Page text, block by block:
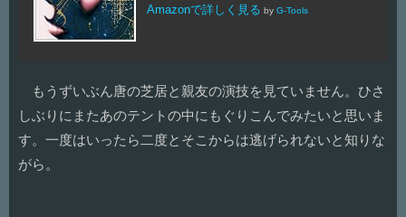
Amazonで詳しく見る by G-Tools
もうずいぶん唐の芝居と親友の演技を見ていません。ひさ
しぶりにまたあのテントの中にもぐりこんでみたいと思いま
す。一度はいったら二度とそこからは逃げられないと知りな
がら。